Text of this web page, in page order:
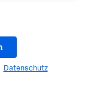
Datenschutz